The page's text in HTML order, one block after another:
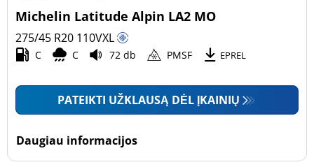
Michelin Latitude Alpin LA2 MO
275/45 R20 110VXL
C C 72 db PMSF EPREL
PATEIKTI UŽKLAUSĄ DĖL ĮKAINIŲ
Daugiau informacijos